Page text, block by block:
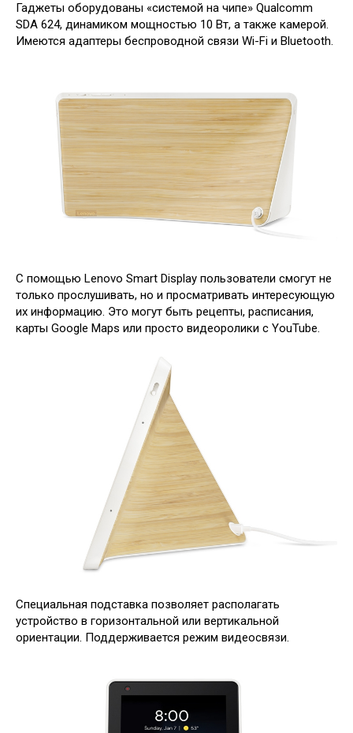
Гаджеты оборудованы «системой на чипе» Qualcomm
SDA 624, динамиком мощностью 10 Вт, а также камерой.
Имеются адаптеры беспроводной связи Wi-Fi и Bluetooth.
С помощью Lenovo Smart Display пользователи смогут не
только прослушивать, но и просматривать интересующую
их информацию. Это могут быть рецепты, расписания,
карты Google Maps или просто видеоролики с YouTube.
Специальная подставка позволяет располагать
устройство в горизонтальной или вертикальной
ориентации. Поддерживается режим видеосвязи.